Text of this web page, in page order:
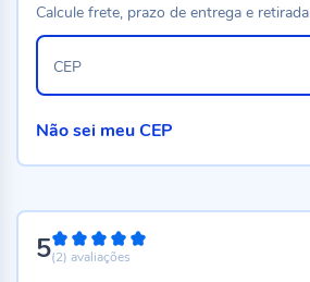
5100%
(2) avaliações
Calcule frete, prazo de entrega e retirada
CEP
Não sei meu CEP